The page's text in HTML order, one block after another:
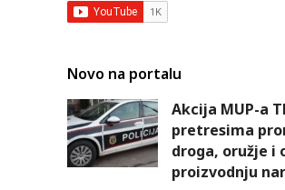
Novo na portalu
Akcija MUP-a
pretresima
droga, oružje i
proizvodnju